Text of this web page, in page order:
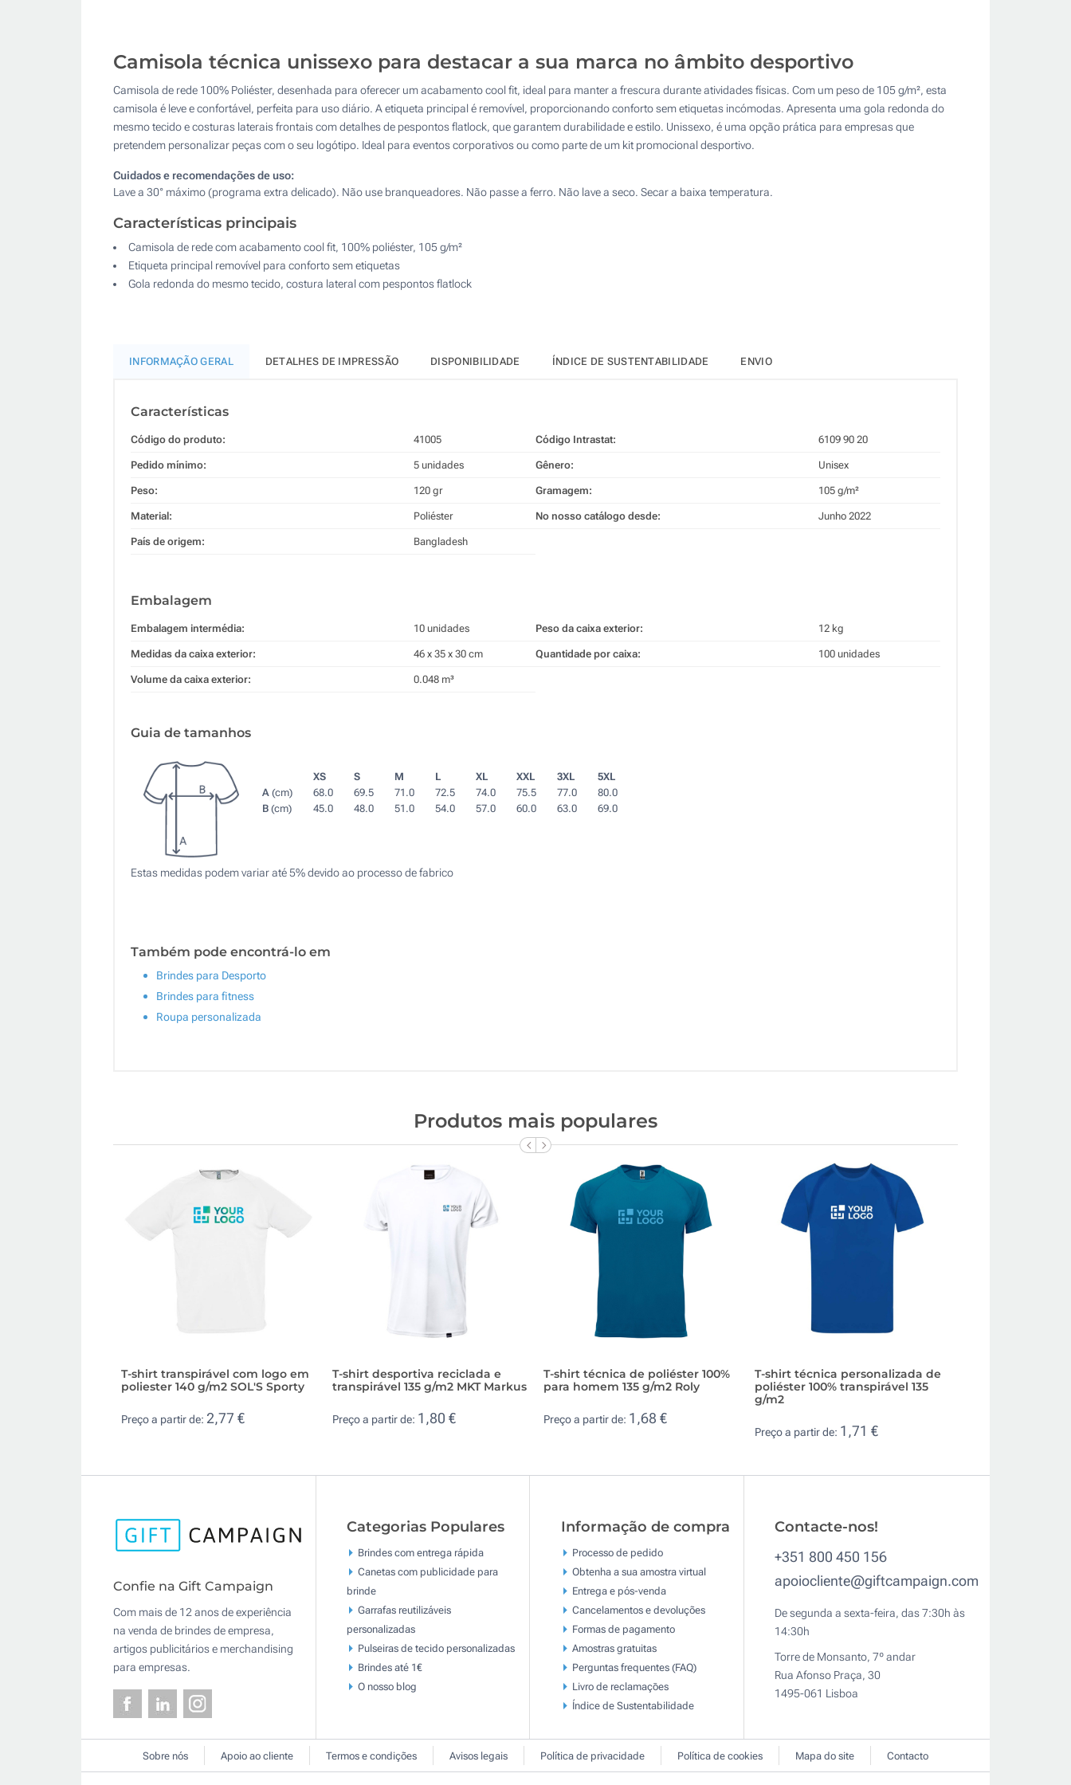
Bordado (No peito)
Sem impressão
Camisola técnica unissexo para destacar a sua marca no âmbito desportivo
Camisola de rede 100% Poliéster, desenhada para oferecer um acabamento cool fit, ideal para manter a frescura durante atividades físicas. Com um peso de 105 g/m², esta
camisola é leve e confortável, perfeita para uso diário. A etiqueta principal é removível, proporcionando conforto sem etiquetas incómodas. Apresenta uma gola redonda do
mesmo tecido e costuras laterais frontais com detalhes de pespontos flatlock, que garantem durabilidade e estilo. Unissexo, é uma opção prática para empresas que
pretendem personalizar peças com o seu logótipo. Ideal para eventos corporativos ou como parte de um kit promocional desportivo.
Cuidados e recomendações de uso:
Lave a 30° máximo (programa extra delicado). Não use branqueadores. Não passe a ferro. Não lave a seco. Secar a baixa temperatura.
Características principais
Camisola de rede com acabamento cool fit, 100% poliéster, 105 g/m²
Etiqueta principal removível para conforto sem etiquetas
Gola redonda do mesmo tecido, costura lateral com pespontos flatlock
INFORMAÇÃO GERAL DETALHES DE IMPRESSÃO DISPONIBILIDADE ÍNDICE DE SUSTENTABILIDADE ENVIO
Características
Código do produto: 41005
Pedido mínimo: 5 unidades
Peso: 120 gr
Material: Poliéster
País de origem: Bangladesh
Código Intrastat: 6109 90 20
Gênero: Unisex
Gramagem: 105 g/m²
No nosso catálogo desde: Junho 2022
Embalagem
Embalagem intermédia: 10 unidades
Medidas da caixa exterior: 46 x 35 x 30 cm
Volume da caixa exterior: 0.048 m³
Peso da caixa exterior: 12 kg
Quantidade por caixa: 100 unidades
Guia de tamanhos
XS S M L XL XXL 3XL
5XL
A (cm) 68.0 69.5 71.0 72.5 74.0 75.5 77.0
80.0
B (cm) 45.0 48.0 51.0 54.0 57.0 60.0 63.0 69.0
Estas medidas podem variar até 5% devido ao processo de fabrico
Também pode encontrá-lo em
Brindes para Desporto
Brindes para fitness
Roupa personalizada
Produtos mais populares
T-shirt transpirável com logo em
poliester 140 g/m2 SOL'S Sporty
Preço a partir de: 2,77 €
T-shirt desportiva reciclada e
transpirável 135 g/m2 MKT Markus
Preço a partir de: 1,80 €
T-shirt técnica de poliéster 100%
para homem 135 g/m2 Roly
Preço a partir de: 1,68 €
T-shirt técnica personalizada de
poliéster 100% transpirável 135
g/m2
Preço a partir de: 1,71 €
Confie na Gift Campaign
Com mais de 12 anos de experiência
na venda de brindes de empresa,
artigos publicitários e merchandising
para empresas.
Categorias Populares
Brindes com entrega rápida
Canetas com publicidade para
brinde
Garrafas reutilizáveis
personalizadas
Pulseiras de tecido personalizadas
Brindes até 1€
O nosso blog
Informação de compra
Processo de pedido
Obtenha a sua amostra virtual
Entrega e pós-venda
Cancelamentos e devoluções
Formas de pagamento
Amostras gratuitas
Perguntas frequentes (FAQ)
Livro de reclamaçōes
Índice de Sustentabilidade
Contacte-nos!
+351 800 450 156
apoiocliente@giftcampaign.com
De segunda a sexta-feira, das 7:30h às
14:30h
Torre de Monsanto, 7º andar
Rua Afonso Praça, 30
1495-061 Lisboa
Sobre nós Apoio ao cliente Termos e condições Avisos legais Política de privacidade Política de cookies Mapa do site Contacto